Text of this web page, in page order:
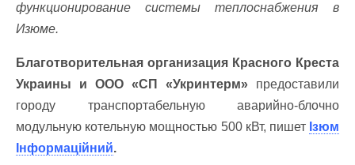
функционирование системы теплоснабжения в
Изюме.
Благотворительная организация Красного Креста
Украины и ООО «СП «Укринтерм» предоставили
городу транспортабельную аварийно-блочно
модульную котельную мощностью 500 кВт, пишет Ізюм
Інформаційний.